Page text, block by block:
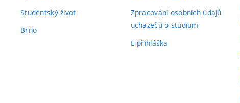
Studentský život
Brno
Zpracování osobních údajů
uchazečů o studium
E-přihláška